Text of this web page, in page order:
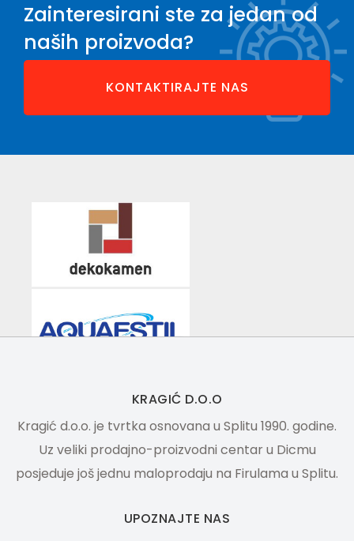
Zainteresirani ste za jedan od
naših proizvoda?
KONTAKTIRAJTE NAS
KRAGIĆ D.O.O
Kragić d.o.o. je tvrtka osnovana u Splitu 1990. godine.
Uz veliki prodajno-proizvodni centar u Dicmu
posjeduje još jednu maloprodaju na Firulama u Splitu.
UPOZNAJTE NAS